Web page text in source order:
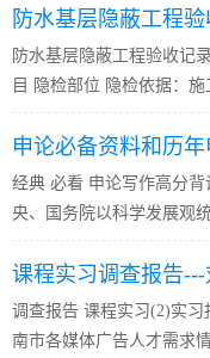
抑制翻译过程，从而抑制
发...
防水基层隐蔽工程
防水基层隐蔽工程验收记
目 隐检部位 隐检依据：
U161G1-G0020-S201、
申论必备资料和历
经典 必看 申论写作高分
央、国务院以科学发展观
落实，切实加强（“三农”
课程实习调查报告---
调查报告 课程实习(2)实习
南市各媒体广告人才需求